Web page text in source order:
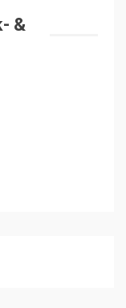
&